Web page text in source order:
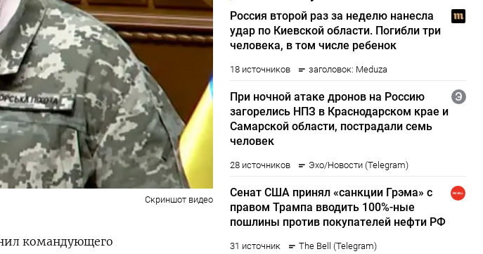
Скриншот видео
командующего